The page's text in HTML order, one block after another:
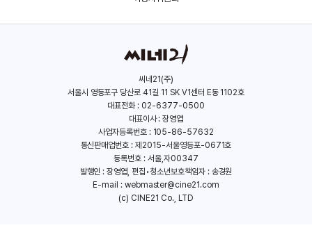
씨네21(주)
서울시 영등포구 당산로 41길 11 SK V1센터 E동 1102호
대표전화 : 02-6377-0500
대표이사 : 장영엽
사업자등록번호 : 105-86-57632
통신판매업번호 : 제2015-서울영등포-0671호
등록번호 : 서울,자00347
발행인 : 장영엽, 편집•청소년보호책임자 : 송경원
E-mail : webmaster@cine21.com
(c) CINE21 Co., LTD